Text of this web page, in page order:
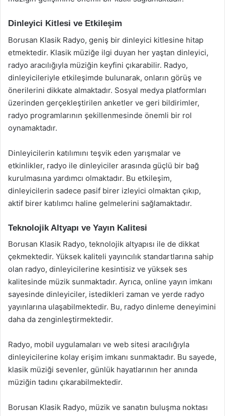
Dinleyici Kitlesi ve Etkileşim
Borusan Klasik Radyo, geniş bir dinleyici kitlesine hitap
etmektedir. Klasik müziğe ilgi duyan her yaştan dinleyici,
radyo aracılığıyla müziğin keyfini çıkarabilir. Radyo,
dinleyicileriyle etkileşimde bulunarak, onların görüş ve
önerilerini dikkate almaktadır. Sosyal medya platformları
üzerinden gerçekleştirilen anketler ve geri bildirimler,
radyo programlarının şekillenmesinde önemli bir rol
oynamaktadır.
Dinleyicilerin katılımını teşvik eden yarışmalar ve
etkinlikler, radyo ile dinleyiciler arasında güçlü bir bağ
kurulmasına yardımcı olmaktadır. Bu etkileşim,
dinleyicilerin sadece pasif birer izleyici olmaktan çıkıp,
aktif birer katılımcı haline gelmelerini sağlamaktadır.
Teknolojik Altyapı ve Yayın Kalitesi
Borusan Klasik Radyo, teknolojik altyapısı ile de dikkat
çekmektedir. Yüksek kaliteli yayıncılık standartlarına sahip
olan radyo, dinleyicilerine kesintisiz ve yüksek ses
kalitesinde müzik sunmaktadır. Ayrıca, online yayın imkanı
sayesinde dinleyiciler, istedikleri zaman ve yerde radyo
yayınlarına ulaşabilmektedir. Bu, radyo dinleme deneyimini
daha da zenginleştirmektedir.
Radyo, mobil uygulamaları ve web sitesi aracılığıyla
dinleyicilerine kolay erişim imkanı sunmaktadır. Bu sayede,
klasik müziği sevenler, günlük hayatlarının her anında
müziğin tadını çıkarabilmektedir.
Borusan Klasik Radyo, müzik ve sanatın buluşma noktası